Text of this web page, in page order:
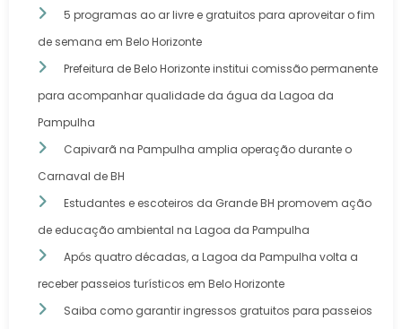
5 programas ao ar livre e gratuitos para aproveitar o fim
de semana em Belo Horizonte
Prefeitura de Belo Horizonte institui comissão permanente
para acompanhar qualidade da água da Lagoa da
Pampulha
Capivarã na Pampulha amplia operação durante o
Carnaval de BH
Estudantes e escoteiros da Grande BH promovem ação
de educação ambiental na Lagoa da Pampulha
Após quatro décadas, a Lagoa da Pampulha volta a
receber passeios turísticos em Belo Horizonte
Saiba como garantir ingressos gratuitos para passeios